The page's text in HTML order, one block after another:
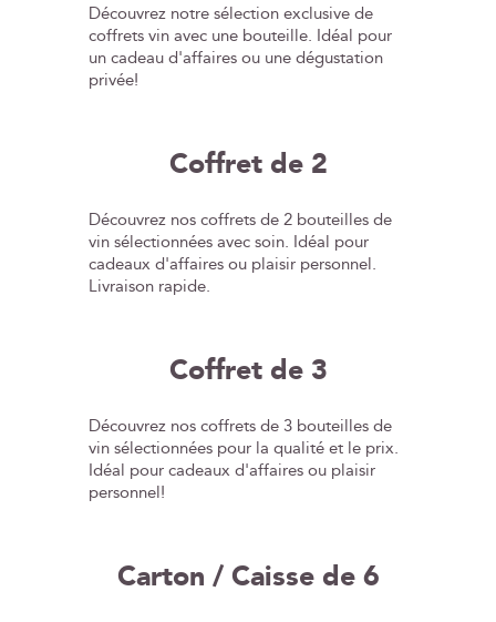
Découvrez notre sélection exclusive de
coffrets vin avec une bouteille. Idéal pour
un cadeau d'affaires ou une dégustation
privée!
Coffret de 2
Découvrez nos coffrets de 2 bouteilles de
vin sélectionnées avec soin. Idéal pour
cadeaux d'affaires ou plaisir personnel.
Livraison rapide.
Coffret de 3
Découvrez nos coffrets de 3 bouteilles de
vin sélectionnées pour la qualité et le prix.
Idéal pour cadeaux d'affaires ou plaisir
personnel!
Carton / Caisse de 6